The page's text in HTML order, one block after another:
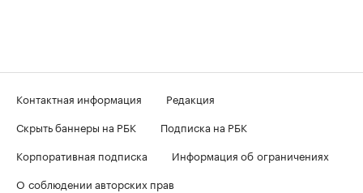
Контактная информация
Редакция
Скрыть баннеры на РБК
Подписка на РБК
Корпоративная подписка
Информация об ограничениях
О соблюдении авторских прав